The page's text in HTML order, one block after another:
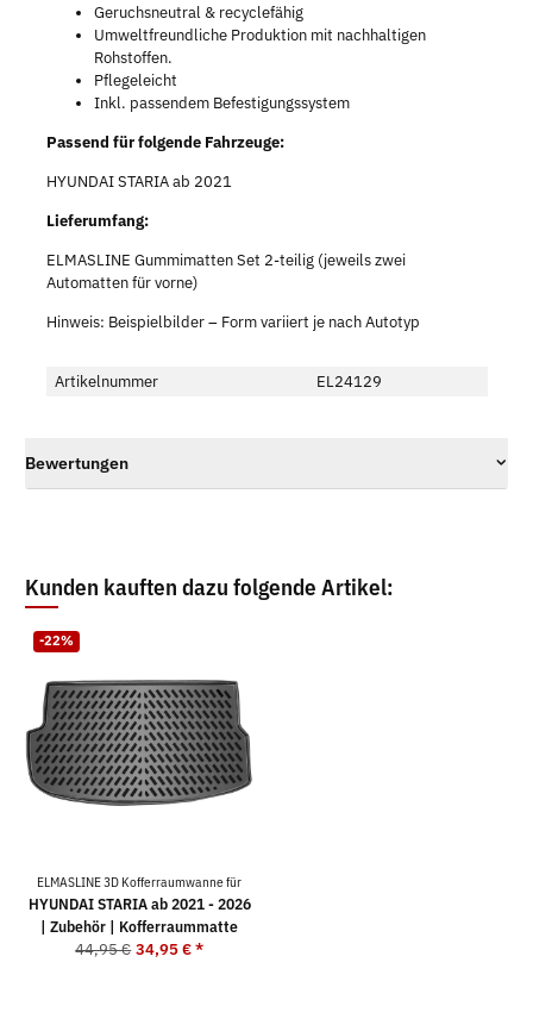
Geruchsneutral & recyclefähig
Umweltfreundliche Produktion mit nachhaltigen
Rohstoffen.
Pflegeleicht
Inkl. passendem Befestigungssystem
Passend für folgende Fahrzeuge:
HYUNDAI STARIA ab 2021
Lieferumfang:
ELMASLINE Gummimatten Set 2-teilig (jeweils zwei
Automatten für vorne)
Hinweis: Beispielbilder – Form variiert je nach Autotyp
Artikelnummer EL24129
Bewertungen
Kunden kauften dazu folgende Artikel:
-22%
ELMASLINE 3D Kofferraumwanne für
HYUNDAI STARIA ab 2021 - 2026
| Zubehör | Kofferraummatte
44,95 € 34,95 €*